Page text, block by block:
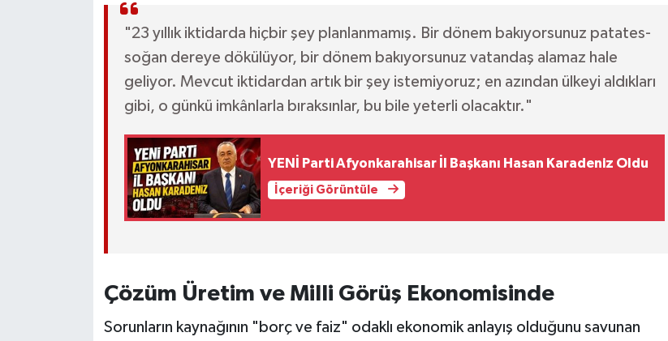
"23 yıllık iktidarda hiçbir şey planlanmamış. Bir dönem bakıyorsunuz patates-
soğan dereye dökülüyor, bir dönem bakıyorsunuz vatandaş alamaz hale
geliyor. Mevcut iktidardan artık bir şey istemiyoruz; en azından ülkeyi aldıkları
gibi, o günkü imkânlarla bıraksınlar, bu bile yeterli olacaktır."
YENİ Parti Afyonkarahisar İl Başkanı Hasan Karadeniz Oldu
İçeriği Görüntüle
Çözüm Üretim ve Milli Görüş Ekonomisinde
Sorunların kaynağının "borç ve faiz" odaklı ekonomik anlayış olduğunu savunan